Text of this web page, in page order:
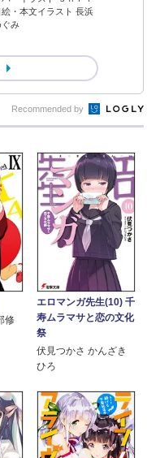
絵・本文イラスト 長浜
ぐみ
Recommended by
修
エロマンガ先生(10) 千
寿ムラマサと恋の文化
祭
伏見つかさ かんざき
ひろ